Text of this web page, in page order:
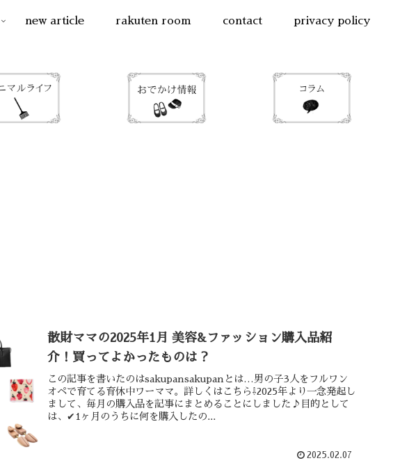
new article rakuten room contact privacy policy
散財ママの2025年1月 美容&ファッション購入品紹
介！買ってよかったものは？
この記事を書いたのはsakupansakupanとは…男の子3人をフルワン
オペで育てる育休中ワーママ。詳しくはこちら⇩2025年より一念発起し
まして、毎月の購入品を記事にまとめることにしました♪目的として
は、✔︎1ヶ月のうちに何を購入したの...
2025.02.07